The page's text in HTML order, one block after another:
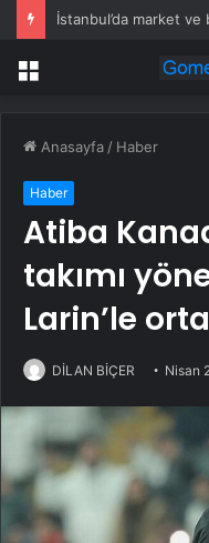
Menü
Anasayfa / Haber
Haber
Atiba
takımı
Larin’le
DİLAN BİÇER Nisan